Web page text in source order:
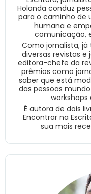
Holanda conduz
para o caminho de
humana e
comunicação,
Como jornalista,
diversas revistas e
editora-chefe da
prêmios como
saber que está
das pessoas
É autora de dois
Encontrar na
sua mais